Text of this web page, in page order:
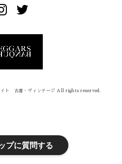
ト 古着・ヴィンテージ All rights reserved.
プに質問する